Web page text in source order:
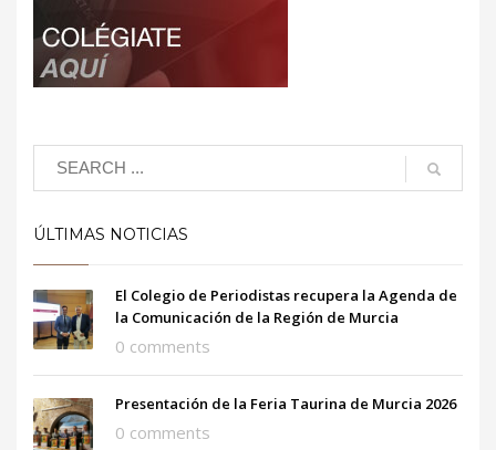
ÚLTIMAS NOTICIAS
El Colegio de Periodistas recupera la Agenda de
la Comunicación de la Región de Murcia
0 comments
Presentación de la Feria Taurina de Murcia 2026
0 comments